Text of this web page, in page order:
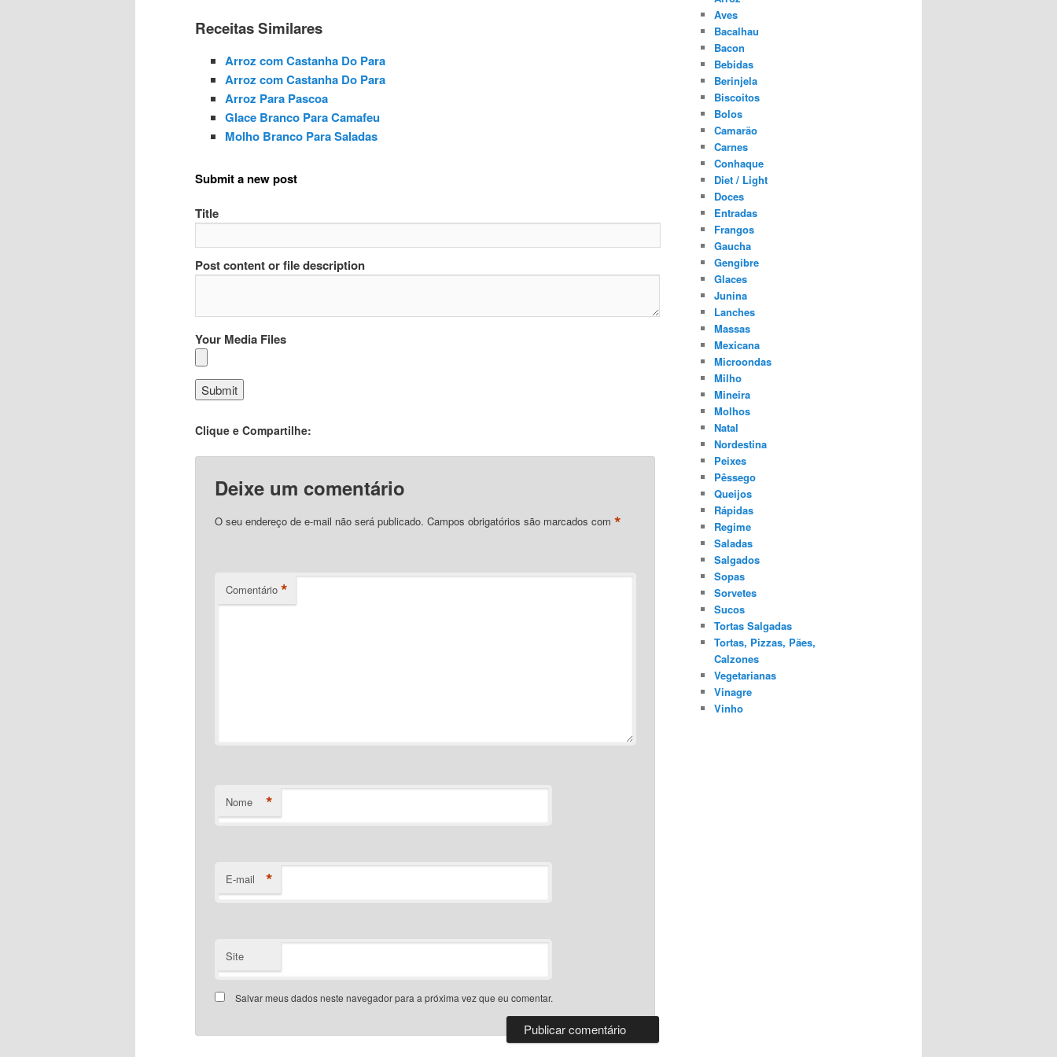
Receitas Similares
Arroz com Castanha Do Para
Arroz com Castanha Do Para
Arroz Para Pascoa
Glace Branco Para Camafeu
Molho Branco Para Saladas
Submit a new post
Title
Post content or file description
Your Media Files
Clique e Compartilhe:
Deixe um comentário
O seu endereço de e-mail não será publicado. Campos obrigatórios são marcados com*
Comentário *
Nome *
E-mail *
Site
Salvar meus dados neste navegador para a próxima vez que eu comentar.
Aves
Bacalhau
Bacon
Bebidas
Berinjela
Biscoitos
Bolos
Camarão
Carnes
Conhaque
Diet / Light
Doces
Entradas
Frangos
Gaucha
Gengibre
Glaces
Junina
Lanches
Massas
Mexicana
Microondas
Milho
Mineira
Molhos
Natal
Nordestina
Peixes
Pêssego
Queijos
Rápidas
Regime
Saladas
Salgados
Sopas
Sorvetes
Sucos
Tortas Salgadas
Tortas, Pizzas, Pães,
Calzones
Vegetarianas
Vinagre
Vinho